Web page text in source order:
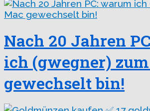
Nach 20 Jahren
ich (gwegner)
gewechselt bin!